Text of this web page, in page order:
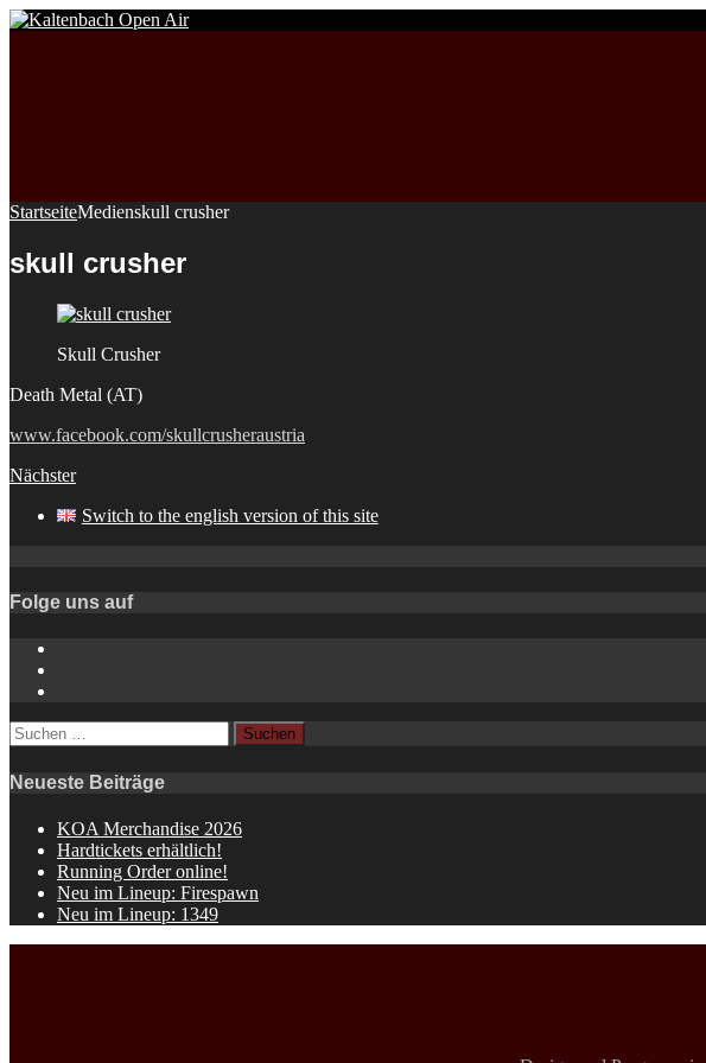
StartseiteMedienskull crusher
skull crusher
Skull Crusher
Death Metal (AT)
www.facebook.com/skullcrusheraustria
Nächster
Switch to the english version of this site
Folge uns auf
Suchen
nach:
Neueste Beiträge
KOA Merchandise 2026
Hardtickets erhältlich!
Running Order online!
Neu im Lineup: Firespawn
Neu im Lineup: 1349